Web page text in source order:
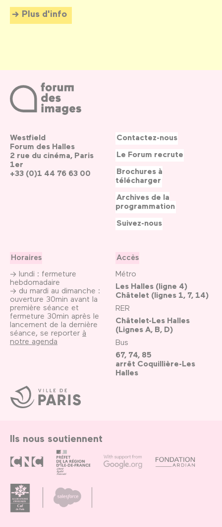
Plus d'info
Ville
de
Paris
Westfield
Forum des Halles
2 rue du cinéma, Paris
1er
+33 (0)1 44 76 63 00
Horaires
→ lundi : fermeture
hebdomadaire
→ du mardi au dimanche :
ouverture 30min avant la
première séance et
fermeture 30min après le
lancement de la dernière
séance, se reporter à
notre agenda
Accès
Métro
Les Halles (ligne 4)
Châtelet (lignes 1, 7, 14)
RER
Châtelet-Les Halles
(Lignes A, B, D)
Bus
67, 74, 85
arrêt Coquillière-Les
Halles
Contactez-nous
Le Forum recrute
Brochures à
télécharger
Archives de la
programmation
Suivez-nous
Ils nous soutiennent